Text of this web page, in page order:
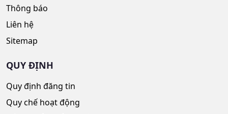
Thông báo
Liên hệ
Sitemap
QUY ĐỊNH
Quy định đăng tin
Quy chế hoạt động